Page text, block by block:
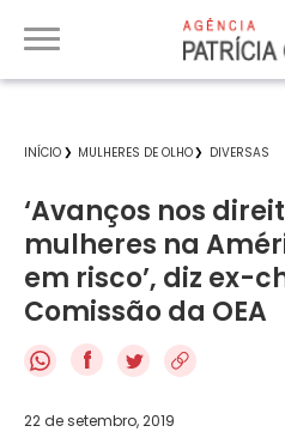
INÍCIO MULHERES DE OLHO DIVERSAS
‘Avanços nos
mulheres na
em risco’, diz ex-
Comissão da OEA
f
22 de setembro, 2019